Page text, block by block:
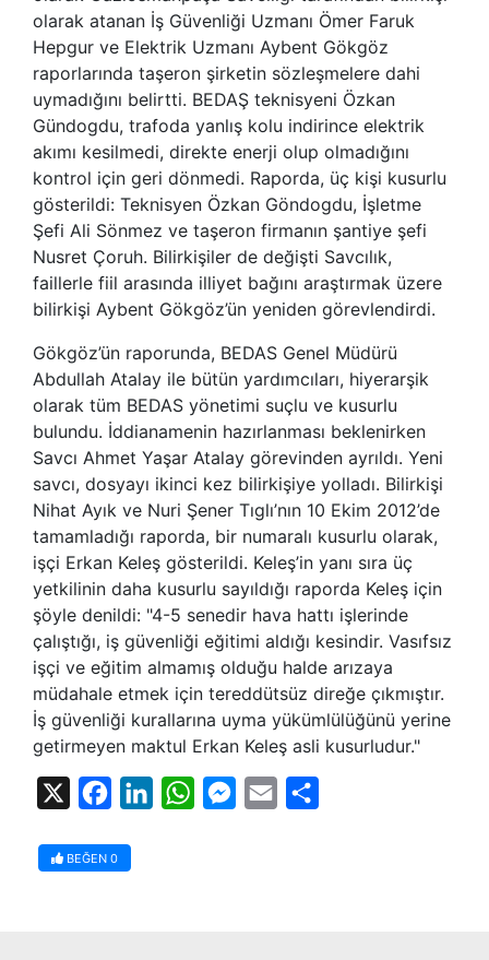
olarak atanan İş Güvenliği Uzmanı Ömer Faruk
Hepgur ve Elektrik Uzmanı Aybent Gökgöz
raporlarında taşeron şirketin sözleşmelere dahi
uymadığını belirtti. BEDAŞ teknisyeni Özkan
Gündogdu, trafoda yanlış kolu indirince elektrik
akımı kesilmedi, direkte enerji olup olmadığını
kontrol için geri dönmedi. Raporda, üç kişi kusurlu
gösterildi: Teknisyen Özkan Göndogdu, İşletme
Şefi Ali Sönmez ve taşeron firmanın şantiye şefi
Nusret Çoruh. Bilirkişiler de değişti Savcılık,
faillerle fiil arasında illiyet bağını araştırmak üzere
bilirkişi Aybent Gökgöz’ün yeniden görevlendirdi.
Gökgöz’ün raporunda, BEDAS Genel Müdürü
Abdullah Atalay ile bütün yardımcıları, hiyerarşik
olarak tüm BEDAS yönetimi suçlu ve kusurlu
bulundu. İddianamenin hazırlanması beklenirken
Savcı Ahmet Yaşar Atalay görevinden ayrıldı. Yeni
savcı, dosyayı ikinci kez bilirkişiye yolladı. Bilirkişi
Nihat Ayık ve Nuri Şener Tıglı’nın 10 Ekim 2012’de
tamamladığı raporda, bir numaralı kusurlu olarak,
işçi Erkan Keleş gösterildi. Keleş’in yanı sıra üç
yetkilinin daha kusurlu sayıldığı raporda Keleş için
şöyle denildi: "4-5 senedir hava hattı işlerinde
çalıştığı, iş güvenliği eğitimi aldığı kesindir. Vasıfsız
işçi ve eğitim almamış olduğu halde arızaya
müdahale etmek için tereddütsüz direğe çıkmıştır.
İş güvenliği kurallarına uyma yükümlülüğünü yerine
getirmeyen maktul Erkan Keleş asli kusurludur."
FacebookLinkedInWhatsAppMessenger
Email
BEĞEN 0